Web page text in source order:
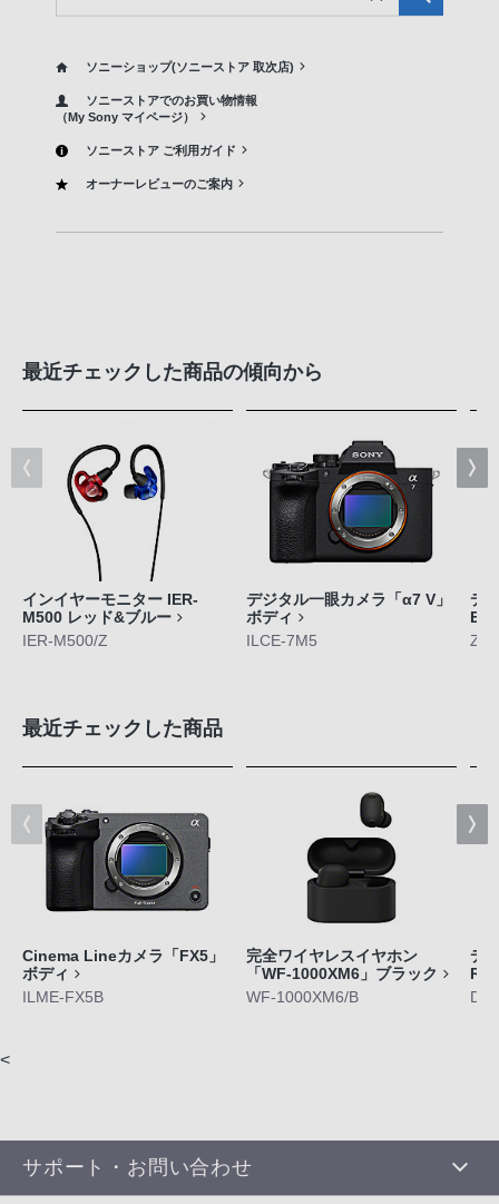
ソニーショップ(ソニーストア 取次店)
ソニーストアでのお買い物情報
（My Sony マイページ）
ソニーストア ご利用ガイド
オーナーレビューのご案内
最近チェックした商品の傾向から
インイヤーモニター IER-
M500 レッド&ブルー
IER-M500/Z
デジタル一眼カメラ「α7 V」
ボディ
ILCE-7M5
デ
ZV-
最近チェックした商品
Cinema Lineカメラ「FX5」
ボディ
ILME-FX5B
完全ワイヤレスイヤホン
「WF-1000XM6」ブラック
WF-1000XM6/B
デ
<
サポート・お問い合わせ